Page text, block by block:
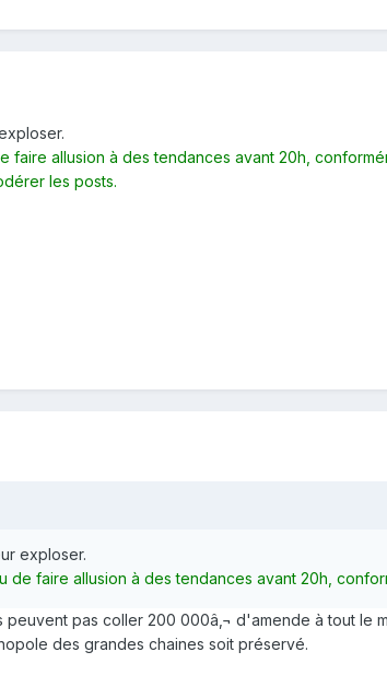
faire allusion à des tendances avant 20h,
les posts.
exploser.
de faire allusion à des tendances avant 20h,
peuvent pas coller 200 000â‚¬ d'amende à tout
des grandes chaines soit préservé.